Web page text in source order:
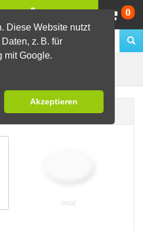
Diese Website nutzt
z. B. für
mit Google.
Akzeptieren
0
oval